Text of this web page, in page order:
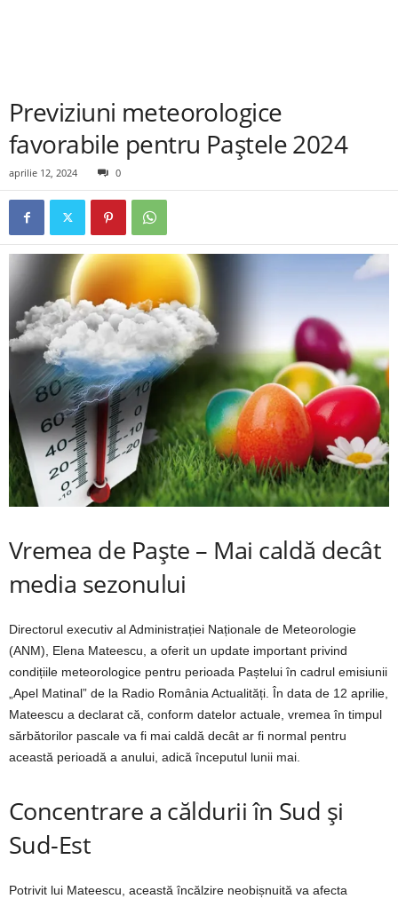
Previziuni meteorologice
favorabile pentru Paștele 2024
aprilie 12, 2024 0
Vremea de Paște – Mai caldă decât
media sezonului
Directorul executiv al Administrației Naționale de Meteorologie
(ANM), Elena Mateescu, a oferit un update important privind
condițiile meteorologice pentru perioada Paștelui în cadrul emisiunii
„Apel Matinal” de la Radio România Actualități. În data de 12 aprilie,
Mateescu a declarat că, conform datelor actuale, vremea în timpul
sărbătorilor pascale va fi mai caldă decât ar fi normal pentru
această perioadă a anului, adică începutul lunii mai.
Concentrare a căldurii în Sud și
Sud-Est
Potrivit lui Mateescu, această încălzire neobișnuită va afecta